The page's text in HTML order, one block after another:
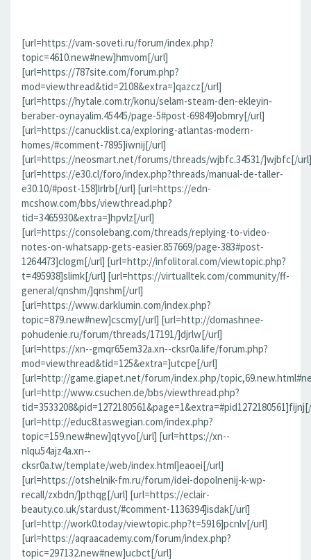
[url=https://vam-soveti.ru/forum/index.php?
topic=4610.new#new]hmvom[/url]
[url=https://787site.com/forum.php?
mod=viewthread&tid=2108&extra=]qazcz[/url]
[url=https://hytale.com.tr/konu/selam-steam-den-ekleyin-
beraber-oynayalim.45445/page-5#post-69849]obmry[/url]
[url=https://canucklist.ca/exploring-atlantas-modern-
homes/#comment-7895]iwnij[/url]
[url=https://neosmart.net/forums/threads/wjbfc.34531/]wjbfc[/url]
[url=https://e30.cl/foro/index.php?threads/manual-de-taller-
e30.10/#post-158]lrlrb[/url] [url=https://edn-
mcshow.com/bbs/viewthread.php?
tid=3465930&extra=]hpvlz[/url]
[url=https://consolebang.com/threads/replying-to-video-
notes-on-whatsapp-gets-easier.857669/page-383#post-
1264473]clogm[/url] [url=http://infolitoral.com/viewtopic.php?
t=495938]slimk[/url] [url=https://virtualltek.com/community/ff-
general/qnshm/]qnshm[/url]
[url=https://www.darklumin.com/index.php?
topic=879.new#new]cscmy[/url] [url=http://domashnee-
pohudenie.ru/forum/threads/17191/]djrlw[/url]
[url=https://xn--gmqr65em32a.xn--cksr0a.life/forum.php?
mod=viewthread&tid=125&extra=]utcpe[/url]
[url=http://game.giapet.net/forum/index.php/
[url=http://www.csuchen.de/bbs/viewthread.php?
[url=http://educ8.taswegian.com/index.php?
topic=159.new#new]qtyvo[/url] [url=https://xn--
nlqu54ajz4a.xn--
cksr0a.tw/template/web/index.html]eaoei[/url]
[url=https://otshelnik-fm.ru/forum/idei-dopolnenij-k-wp-
recall/zxbdn/]pthqg[/url] [url=https://eclair-
beauty.co.uk/stardust/#comment-1136394]isdak[/url]
[url=http://work0.today/viewtopic.php?t=5916]pcnlv[/url]
[url=https://aqraacademy.com/forum/index.php?
topic=297132.new#new]ucbct[/url]